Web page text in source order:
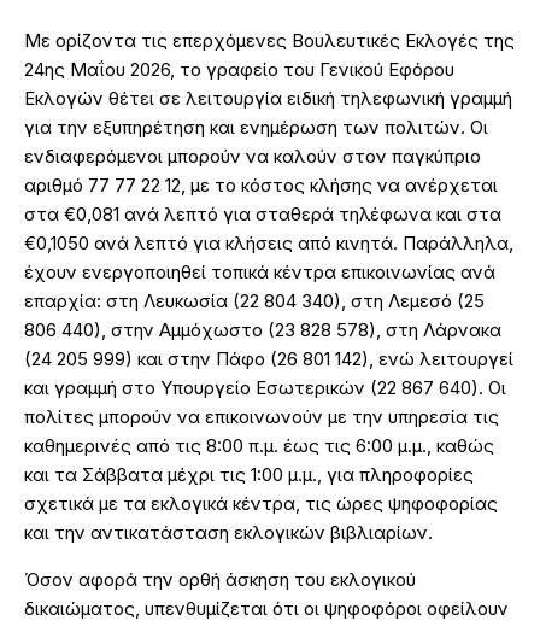
Με ορίζοντα τις επερχόμενες Βουλευτικές Εκλογές της
24ης Μαΐου 2026, το γραφείο του Γενικού Εφόρου
Εκλογών θέτει σε λειτουργία ειδική τηλεφωνική γραμμή
για την εξυπηρέτηση και ενημέρωση των πολιτών. Οι
ενδιαφερόμενοι μπορούν να καλούν στον παγκύπριο
αριθμό 77 77 22 12, με το κόστος κλήσης να ανέρχεται
στα €0,081 ανά λεπτό για σταθερά τηλέφωνα και στα
€0,1050 ανά λεπτό για κλήσεις από κινητά. Παράλληλα,
έχουν ενεργοποιηθεί τοπικά κέντρα επικοινωνίας ανά
επαρχία: στη Λευκωσία (22 804 340), στη Λεμεσό (25
806 440), στην Αμμόχωστο (23 828 578), στη Λάρνακα
(24 205 999) και στην Πάφο (26 801 142), ενώ λειτουργεί
και γραμμή στο Υπουργείο Εσωτερικών (22 867 640). Οι
πολίτες μπορούν να επικοινωνούν με την υπηρεσία τις
καθημερινές από τις 8:00 π.μ. έως τις 6:00 μ.μ., καθώς
και τα Σάββατα μέχρι τις 1:00 μ.μ., για πληροφορίες
σχετικά με τα εκλογικά κέντρα, τις ώρες ψηφοφορίας
και την αντικατάσταση εκλογικών βιβλιαρίων.
Όσον αφορά την ορθή άσκηση του εκλογικού
δικαιώματος, υπενθυμίζεται ότι οι ψηφοφόροι οφείλουν